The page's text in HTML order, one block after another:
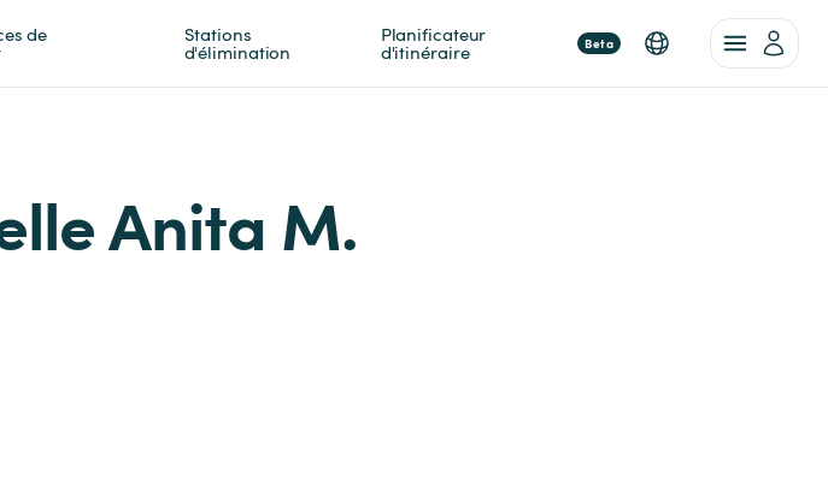
de Stations
d'élimination
Planificateur
d'itinéraire Beta
Anita M.